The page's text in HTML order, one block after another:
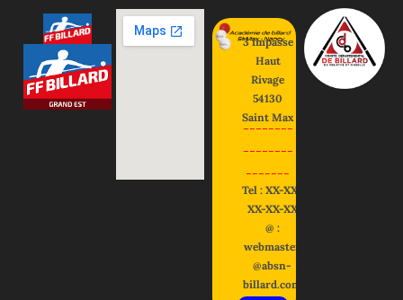
3 impasse
Haut
Rivage
54130
Saint Max
--------
--------
-------
Tel : XX-XX-
XX-XX-XX
@ :
webmaster
@absn-
billard.com